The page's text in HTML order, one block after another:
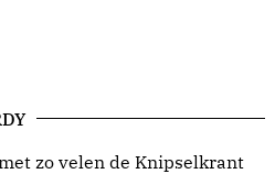
zo velen de Knipselkrant